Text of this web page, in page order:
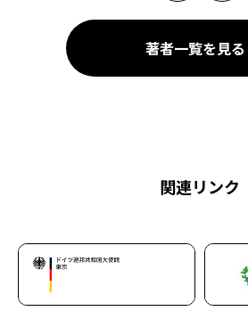
著者一覧を見る
関連リンク